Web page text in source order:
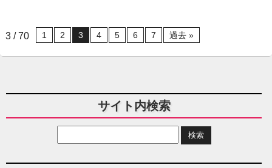
3 / 70 1 2 3 4 5 6 7 過去 »
サイト内検索